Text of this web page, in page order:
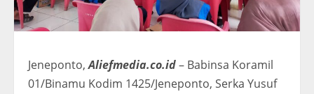
Jeneponto,Aliefmedia.co.id– Babinsa Koramil
01/Binamu Kodim 1425/Jeneponto, Serka Yusuf